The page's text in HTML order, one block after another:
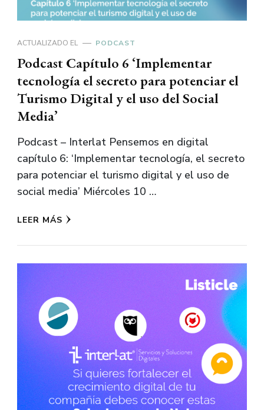
ACTUALIZADO EL PODCAST
Podcast Capítulo 6 ‘Implementar
tecnología el secreto para potenciar el
Turismo Digital y el uso del Social
Media’
Podcast – Interlat Pensemos en digital
capítulo 6: ‘Implementar tecnología, el secreto
para potenciar el turismo digital y el uso de
social media’ Miércoles 10 …
LEER MÁS